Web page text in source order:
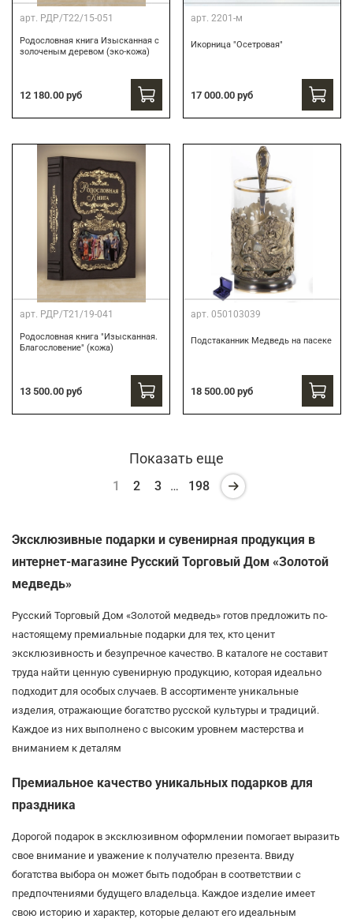
арт. РДР/Т22/15-051
Родословная книга Изысканная с
золоченым деревом (эко-кожа)
12 180.00 руб
арт. 2201-м
Икорница "Осетровая"
17 000.00 руб
арт. РДР/Т21/19-041
Родословная книга "Изысканная.
Благословение" (кожа)
13 500.00 руб
арт. 050103039
Подстаканник Медведь на пасеке
18 500.00 руб
Показать еще
1 2 3 … 198
Эксклюзивные подарки и сувенирная продукция в
интернет-магазине Русский Торговый Дом «Золотой
медведь»
Русский Торговый Дом «Золотой медведь» готов предложить по-
настоящему премиальные подарки для тех, кто ценит
эксклюзивность и безупречное качество. В каталоге не составит
труда найти ценную сувенирную продукцию, которая идеально
подходит для особых случаев. В ассортименте уникальные
изделия, отражающие богатство русской культуры и традиций.
Каждое из них выполнено с высоким уровнем мастерства и
вниманием к деталям
Премиальное качество уникальных подарков для
праздника
Дорогой подарок в эксклюзивном оформлении помогает выразить
свое внимание и уважение к получателю презента. Ввиду
богатства выбора он может быть подобран в соответствии с
предпочтениями будущего владельца. Каждое изделие имеет
свою историю и характер, которые делают его идеальным